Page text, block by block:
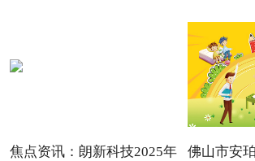
焦点资讯：朗新科技2025年
佛山市安